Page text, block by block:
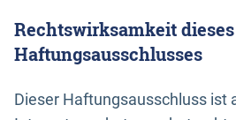
Rechtswirksamkeit dieses
Haftungsausschlusses
Dieser Haftungsausschluss ist